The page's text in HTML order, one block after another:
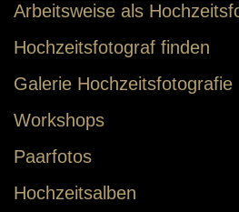
Arbeitsweise als
Hochzeitsfotograf finden
Galerie Hochzeitsfotografie
Workshops
Paarfotos
Hochzeitsalben